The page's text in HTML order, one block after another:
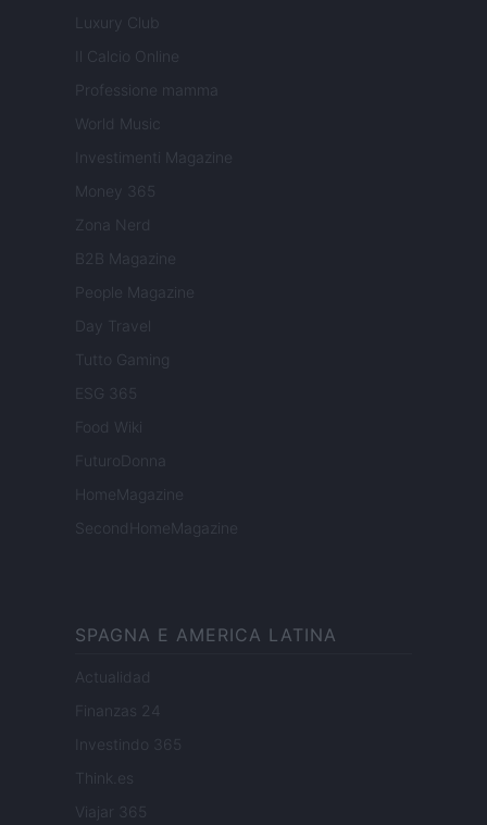
Luxury Club
Il Calcio Online
Professione mamma
World Music
Investimenti Magazine
Money 365
Zona Nerd
B2B Magazine
People Magazine
Day Travel
Tutto Gaming
ESG 365
Food Wiki
FuturoDonna
HomeMagazine
SecondHomeMagazine
SPAGNA E AMERICA LATINA
Actualidad
Finanzas 24
Investindo 365
Think.es
Viajar 365